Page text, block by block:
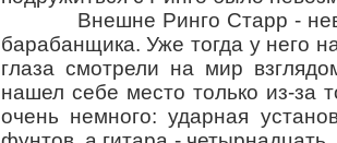
Внешне Ринго Старр -
барабанщика. Уже тогда у него
глаза смотрели на мир
нашел себе место только из-за
очень немного: ударная